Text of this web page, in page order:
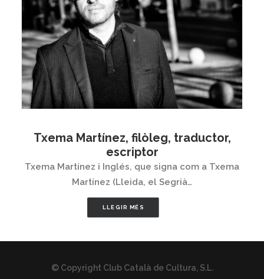
Txema Martínez, filòleg, traductor,
escriptor
Txema Martínez i Inglés, que signa com a Txema
Martínez (Lleida, el Segrià…
LLEGIR MÉS
© Copyright Club Català de Cultura, S.L.